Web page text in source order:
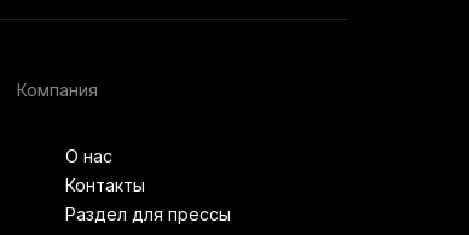
Компания
О нас
Контакты
Раздел для прессы